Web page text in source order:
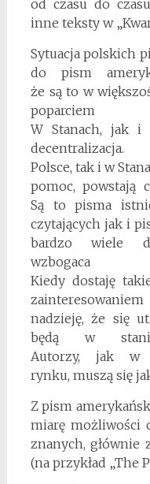
od czasu do
inne teksty w
Sytuacja polskich
do pism
że są to w
W Stanach, jak i
Polsce, tak i w
pomoc, powstają
Są to pisma
czytających jak i
bardzo wiele
wzbogaca
Kiedy dostaję
nadzieję, że się
będą w
Autorzy, jak w
rynku, muszą się
Z pism
miarę możliwości
znanych,
(na przykład „The